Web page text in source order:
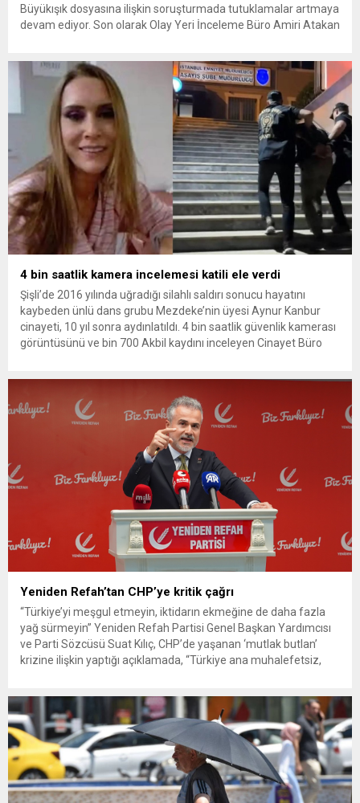
Büyükışık dosyasına ilişkin soruşturmada tutuklamalar artmaya
devam ediyor. Son olarak Olay Yeri İnceleme Büro Amiri Atakan
bulunan Dorukhan Büyükışık’a ilişkin yeniden açılan
soruşturmada tutuklamalar genişliyor. Son olarak dönemin...
4 bin saatlik kamera incelemesi katili ele verdi
Şişli’de 2016 yılında uğradığı silahlı saldırı sonucu hayatını
kaybeden ünlü dans grubu Mezdeke’nin üyesi Aynur Kanbur
cinayeti, 10 yıl sonra aydınlatıldı. 4 bin saatlik güvenlik kamerası
görüntüsünü ve bin 700 Akbil kaydını inceleyen Cinayet Büro
Yeniden Refah’tan CHP’ye kritik çağrı
“Türkiye’yi meşgul etmeyin, iktidarın ekmeğine de daha fazla
yağ sürmeyin” Yeniden Refah Partisi Genel Başkan Yardımcısı
ve Parti Sözcüsü Suat Kılıç, CHP’de yaşanan ‘mutlak butlan’
krizine ilişkin yaptığı açıklamada, “Türkiye ana muhalefetsiz,
olun. Türkiye’yi...